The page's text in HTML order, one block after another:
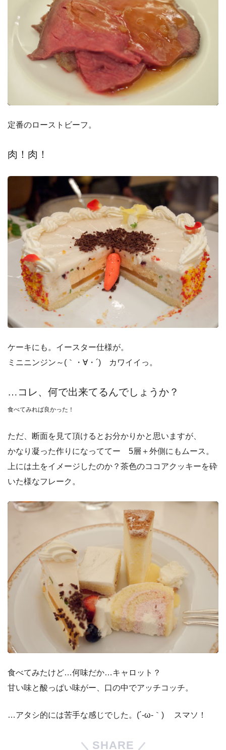
定番のローストビーフ。
肉！肉！
ケーキにも。イースター仕様が。
ミニニンジン～(｀・∀・´) カワイイっ。
…コレ、何で出来てるんでしょうか？
食べてみれば良かった！
ただ、断面を見て頂けるとお分かりかと思いますが、
かなり凝った作りになっててー 5層＋外側にもムース。
上には土をイメージしたのか？茶色のココアクッキーを砕
いた様なフレーク。
食べてみたけど…何味だか…キャロット？
甘い味と酸っぱい味がー、口の中でアッチコッチ。
…アタシ的には苦手な感じでした。(´-ω-｀)ゞ スマソ！
SHARE